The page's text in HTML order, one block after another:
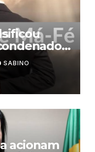
fé
SABINO
acionam